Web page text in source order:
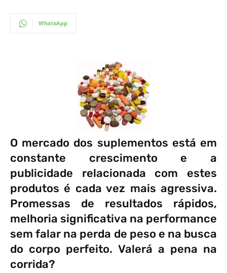
WhatsApp
O mercado dos suplementos está em
constante crescimento e a
publicidade relacionada com estes
produtos é cada vez mais agressiva.
Promessas de resultados rápidos,
melhoria significativa na performance
sem falar na perda de peso e na busca
do corpo perfeito. Valerá a pena na
corrida?